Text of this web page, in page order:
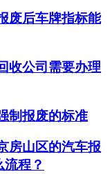
废后车牌指标能
收公司需要办理
制报废的标准
房山区的汽车报
程？